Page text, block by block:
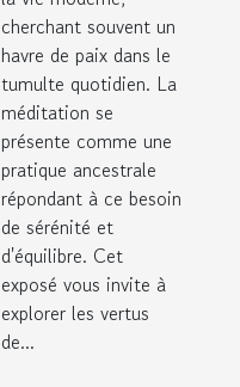
bien-être
cherchant souvent un
havre de paix dans le
tumulte quotidien. La
méditation se
présente comme une
pratique ancestrale
répondant à ce besoin
de sérénité et
d'équilibre. Cet
exposé vous invite à
explorer les vertus
de...